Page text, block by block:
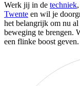
Werk jij in de techniek,
Twente en wil je
het belangrijk om nu
beweging te brengen.
een flinke boost geven.